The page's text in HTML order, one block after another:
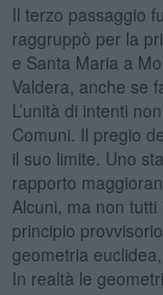
Il terzo passaggio
raggruppò per la
e Santa Maria a
Valdera, anche se
L’unità di intenti
Comuni. Il pregio
il suo limite. Uno
rapporto
Alcuni, ma non
principio
geometria
In realtà le